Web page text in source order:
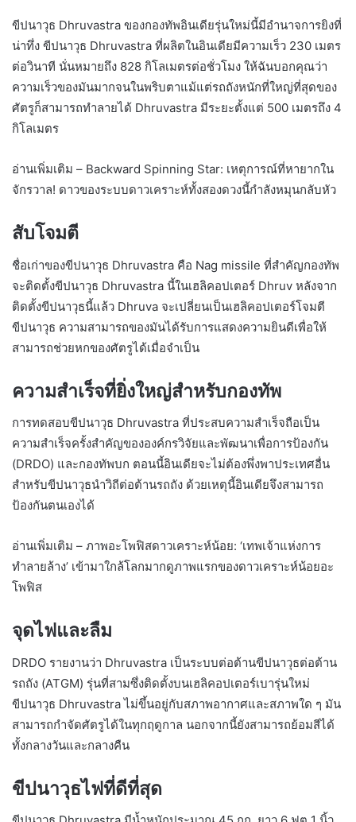
ขีปนาวุธ Dhruvastra ของกองทัพอินเดียรุ่นใหม่นี้มีอำนาจการยิงที่
น่าทึ่ง ขีปนาวุธ Dhruvastra ที่ผลิตในอินเดียมีความเร็ว 230 เมตร
ต่อวินาที นั่นหมายถึง 828 กิโลเมตรต่อชั่วโมง ให้ฉันบอกคุณว่า
ความเร็วของมันมากจนในพริบตาแม้แต่รถถังหนักที่ใหญ่ที่สุดของ
ศัตรูก็สามารถทำลายได้ Dhruvastra มีระยะตั้งแต่ 500 เมตรถึง 4
กิโลเมตร
อ่านเพิ่มเติม – Backward Spinning Star: เหตุการณ์ที่หายากใน
จักรวาล! ดาวของระบบดาวเคราะห์ทั้งสองดวงนี้กำลังหมุนกลับหัว
สับโจมตี
ชื่อเก่าของขีปนาวุธ Dhruvastra คือ Nag missile ที่สำคัญกองทัพ
จะติดตั้งขีปนาวุธ Dhruvastra นี้ในเฮลิคอปเตอร์ Dhruv หลังจาก
ติดตั้งขีปนาวุธนี้แล้ว Dhruva จะเปลี่ยนเป็นเฮลิคอปเตอร์โจมตี
ขีปนาวุธ ความสามารถของมันได้รับการแสดงความยินดีเพื่อให้
สามารถช่วยหกของศัตรูได้เมื่อจำเป็น
ความสำเร็จที่ยิ่งใหญ่สำหรับกองทัพ
การทดสอบขีปนาวุธ Dhruvastra ที่ประสบความสำเร็จถือเป็น
ความสำเร็จครั้งสำคัญขององค์กรวิจัยและพัฒนาเพื่อการป้องกัน
(DRDO) และกองทัพบก ตอนนี้อินเดียจะไม่ต้องพึ่งพาประเทศอื่น
สำหรับขีปนาวุธนำวิถีต่อต้านรถถัง ด้วยเหตุนี้อินเดียจึงสามารถ
ป้องกันตนเองได้
อ่านเพิ่มเติม – ภาพอะโพฟิสดาวเคราะห์น้อย: ‘เทพเจ้าแห่งการ
ทำลายล้าง’ เข้ามาใกล้โลกมากดูภาพแรกของดาวเคราะห์น้อยอะ
โพฟิส
จุดไฟและลืม
DRDO รายงานว่า Dhruvastra เป็นระบบต่อต้านขีปนาวุธต่อต้าน
รถถัง (ATGM) รุ่นที่สามซึ่งติดตั้งบนเฮลิคอปเตอร์เบารุ่นใหม่
ขีปนาวุธ Dhruvastra ไม่ขึ้นอยู่กับสภาพอากาศและสภาพใด ๆ มัน
สามารถกำจัดศัตรูได้ในทุกฤดูกาล นอกจากนี้ยังสามารถย้อมสีได้
ทั้งกลางวันและกลางคืน
ขีปนาวุธไฟที่ดีที่สุด